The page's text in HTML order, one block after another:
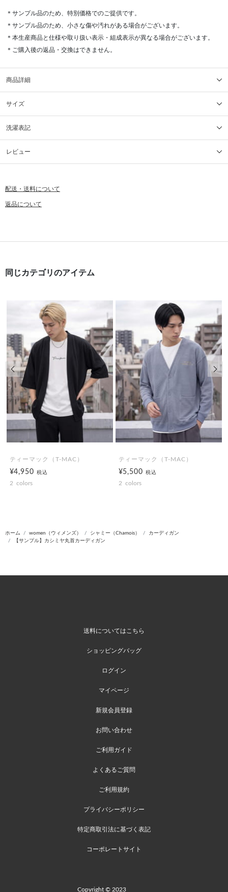
＊サンプル品のため、特別価格でのご提供です。
＊サンプル品のため、小さな傷や汚れがある場合がございます。
＊本生産商品と仕様や取り扱い表示・組成表示が異なる場合がございます。
＊ご購入後の返品・交換はできません。
商品詳細
サイズ
洗濯表記
レビュー
配送・送料について
返品について
同じカテゴリのアイテム
ティーマック（T-MAC）
¥4,950税込
2 colors
ティーマック（T-MAC）
¥5,500税込
2 colors
前の画像 次
ホーム women（ウィメンズ） シャミー（Chamois）
カーディガン
【サンプル】カシミヤ丸首カーディガン
送料についてはこちら
ショッピングバッグ
ログイン
マイページ
新規会員登録
お問い合わせ
ご利用ガイド
よくあるご質問
ご利用規約
プライバシーポリシー
特定商取引法に基づく表記
コーポレートサイト
Copyright © 2023